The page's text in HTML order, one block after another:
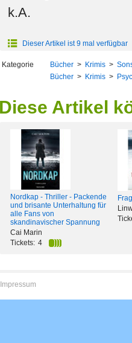
k.A.
Dieser Artikel ist 9 mal verfügbar
Kategorie Bücher > Krimis >
Bücher > Krimis >
Diese Artikel
Nordkap - Thriller - Packende
und brisante Unterhaltung für
alle Fans von
skandinavischer Spannung
Cai Marin
Tickets: 4
Impressum